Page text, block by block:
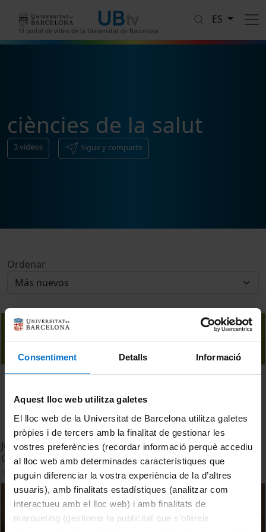
Consentiment Detalls Informació
Aquest lloc web utilitza galetes
El lloc web de la Universitat de Barcelona utilitza galetes
pròpies i de tercers amb la finalitat de gestionar les
vostres preferències (recordar informació perquè accediu
al lloc web amb determinades característiques que
puguin diferenciar la vostra experiència de la d’altres
usuaris), amb finalitats estadístiques (analitzar com
interactueu amb el lloc web) i amb finalitats de
màrqueting (gestionar la publicitat que s’ofereix
El portal de vídeo de la Universitat de Barcelona
ES
ciències de la salut
3vídeos Sigue y comparte
Ordenar
Jornada de Portes Obertes 2023. Facultat de Biologia.
Grau de Ciències Biomèdiques
3 Abril, 2023